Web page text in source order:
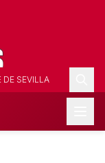
DE SEVILLA